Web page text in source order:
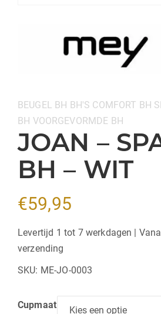
Categorieën:
BEUGEL BH BH'S COMFORT BH
BH VOORGEVORMDE BH
JOAN –
BH – WIT
€59,95
Levertijd 1 tot 7 werkdagen |
verzending
SKU: ME-JO-0003
Cupmaat